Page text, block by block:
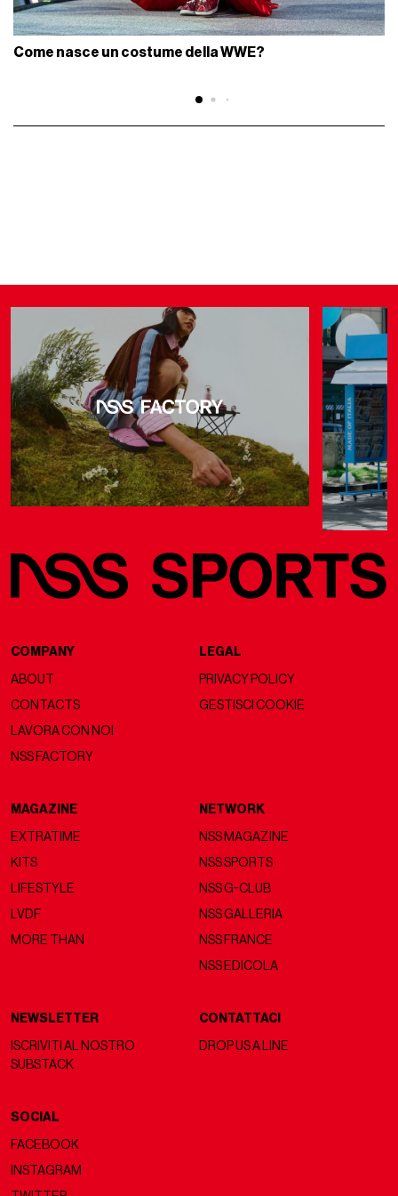
Come nasce un costume della WWE?
COMPANY
ABOUT
CONTACTS
LAVORA CON NOI
NSS FACTORY
LEGAL
PRIVACY POLICY
GESTISCI COOKIE
MAGAZINE
EXTRATIME
KITS
LIFESTYLE
LVDF
MORE THAN
NETWORK
NSS MAGAZINE
NSS SPORTS
NSS G-CLUB
NSS GALLERIA
NSS FRANCE
NSS EDICOLA
NEWSLETTER
ISCRIVITI AL NOSTRO
SUBSTACK
CONTATTACI
DROP US A LINE
SOCIAL
FACEBOOK
INSTAGRAM